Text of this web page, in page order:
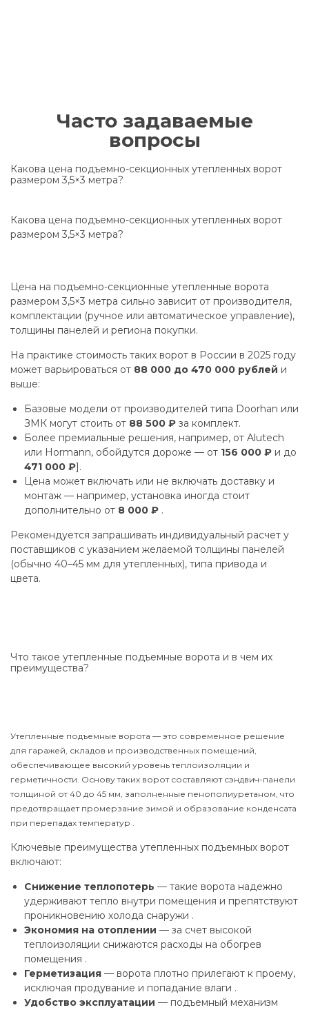
Часто задаваемые
вопросы
Какова цена подъемно-секционных утепленных ворот
размером 3,5×3 метра?
Какова цена подъемно-секционных утепленных ворот
размером 3,5×3 метра?
Цена на подъемно-секционные утепленные ворота
размером 3,5×3 метра сильно зависит от производителя,
комплектации (ручное или автоматическое управление),
толщины панелей и региона покупки.
На практике стоимость таких ворот в России в 2025 году
может варьироваться от 88 000 до 470 000 рублей и
выше:
Базовые модели от производителей типа Doorhan или
ЗМК могут стоить от 88 500 ₽ за комплект.
Более премиальные решения, например, от Alutech
или Hormann, обойдутся дороже — от 156 000 ₽ и до
471 000 ₽].
Цена может включать или не включать доставку и
монтаж — например, установка иногда стоит
дополнительно от 8 000 ₽ .
Рекомендуется запрашивать индивидуальный расчет у
поставщиков с указанием желаемой толщины панелей
(обычно 40–45 мм для утепленных), типа привода и
цвета.
Что такое утепленные подъемные ворота и в чем их
преимущества?
Утепленные подъемные ворота — это современное решение
для гаражей, складов и производственных помещений,
обеспечивающее высокий уровень теплоизоляции и
герметичности. Основу таких ворот составляют сэндвич-панели
толщиной от 40 до 45 мм, заполненные пенополиуретаном, что
предотвращает промерзание зимой и образование конденсата
при перепадах температур .
Ключевые преимущества утепленных подъемных ворот
включают:
Снижение теплопотерь — такие ворота надежно
удерживают тепло внутри помещения и препятствуют
проникновению холода снаружи .
Экономия на отоплении — за счет высокой
теплоизоляции снижаются расходы на обогрев
помещения .
Герметизация — ворота плотно прилегают к проему,
исключая продувание и попадание влаги .
Удобство эксплуатации — подъемный механизм